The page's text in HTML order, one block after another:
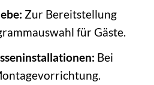
Zur Bereitstellung
für Gäste.
Bei